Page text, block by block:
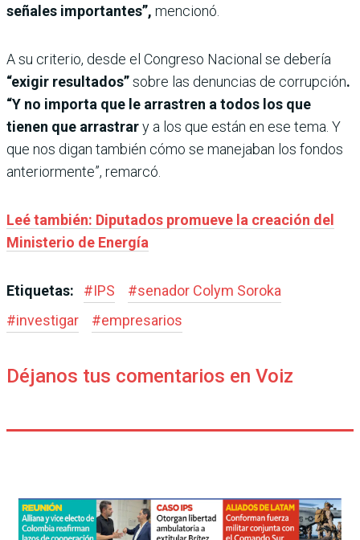
señales importantes”, mencionó.
A su criterio, desde el Congreso Nacional se debería
“exigir resultados”sobre las denuncias de corrupción.
“Y no importa que le arrastren a todos los que
tienen que arrastrary a los que están en ese tema. Y
que nos digan también cómo se manejaban los fondos
anteriormente”, remarcó.
Leé también: Diputados promueve la creación del
Ministerio de Energía
Etiquetas: #IPS #senador Colym Soroka
#investigar #empresarios
Déjanos tus comentarios en Voiz